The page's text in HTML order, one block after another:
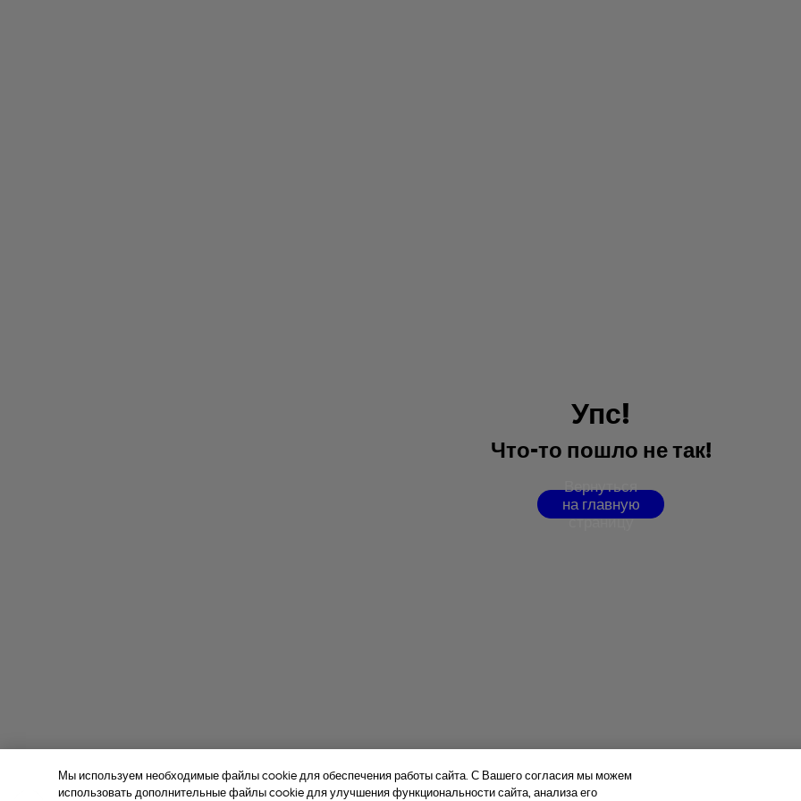
Упс!
Что-то пошло нетак!
Вернуться
на главную
страницу
Мы используем необходимые файлы cookie для обеспечения работы сайта. С Вашего согласия мы можем
использовать дополнительные файлы cookie для улучшения функциональности сайта, анализа его